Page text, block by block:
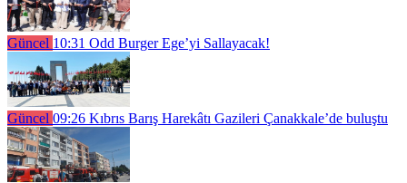
Güncel 10:31 Odd Burger Ege’yi Sallayacak!
Güncel 09:26 Kıbrıs Barış Harekâtı Gazileri Çanakkale’de buluştu